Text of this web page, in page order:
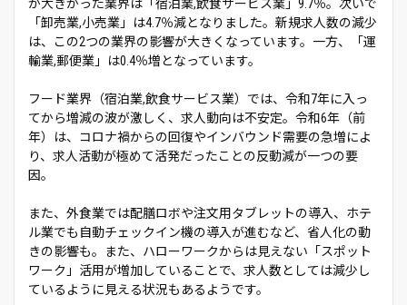
が大きかった業界は「宿泊業,飲食サービス業」9.7％。次いで
「卸売業,小売業」は4.7％減となりました。新規求人数の減少
は、この2つの業界の影響が大きくなっています。一方、「運
輸業,郵便業」は0.4％増となっています。
フード業界（宿泊業,飲食サービス業）では、令和7年に入っ
てから増減の波が激しく、求人動向は不安定。令和6年（前
年）は、コロナ禍からの回復やインバウンド需要の急増によ
り、求人活動が極めて活発だったことの反動減が一つの要
因。
また、外食業では配膳ロボや注文用タブレットの導入、ホテ
ル業でも自動チェックイン機の導入が進むなど、省人化の動
きの影響も。また、ハローワークからは見えない「スポット
ワーク」活用が増加していることで、求人数としては減少し
ているように見える状況もあるようです。